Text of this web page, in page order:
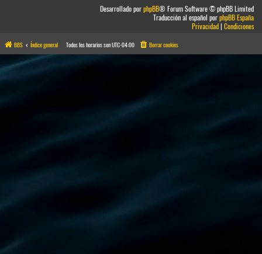
Desarrollado porphpBB® Forum Software © phpBB Limited
Traducción al español porphpBB España
Privacidad|Condiciones
BBS Índice general Todos los horarios sonUTC-04:00 Borrar cookies